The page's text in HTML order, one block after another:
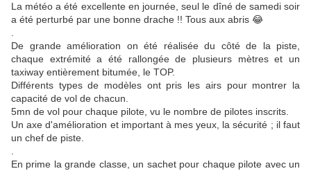
La météo a été excellente en journée, seul le dîné de samedi soir
a été perturbé par une bonne drache !! Tous aux abris 😂
De grande amélioration on été réalisée du côté de la piste,
chaque extrémité a été rallongée de plusieurs mètres et un
taxiway entièrement bitumée, le TOP.
Différents types de modèles ont pris les airs pour montrer la
capacité de vol de chacun.
5mn de vol pour chaque pilote, vu le nombre de pilotes inscrits.
Un axe d'amélioration et important à mes yeux, la sécurité ; il faut
un chef de piste.
En prime la grande classe, un sachet pour chaque pilote avec un